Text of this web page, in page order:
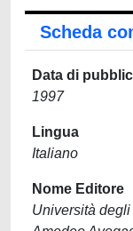
Scheda
Data di
1997
Lingua
Italiano
Nome Editore
Università